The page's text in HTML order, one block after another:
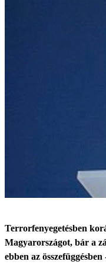
Terrorfenyegetésben
Magyarországot, bár a
ebben az